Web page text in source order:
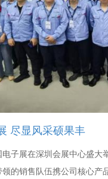
亮相深圳全国电子展 尽显风采硕果丰
电子展在深圳会展中心盛
的销售队伍携公司核心产